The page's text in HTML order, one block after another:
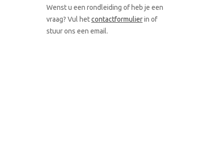
Wenst u een rondleiding of heb je een
vraag? Vul hetcontactformulierin of
stuur ons een email.